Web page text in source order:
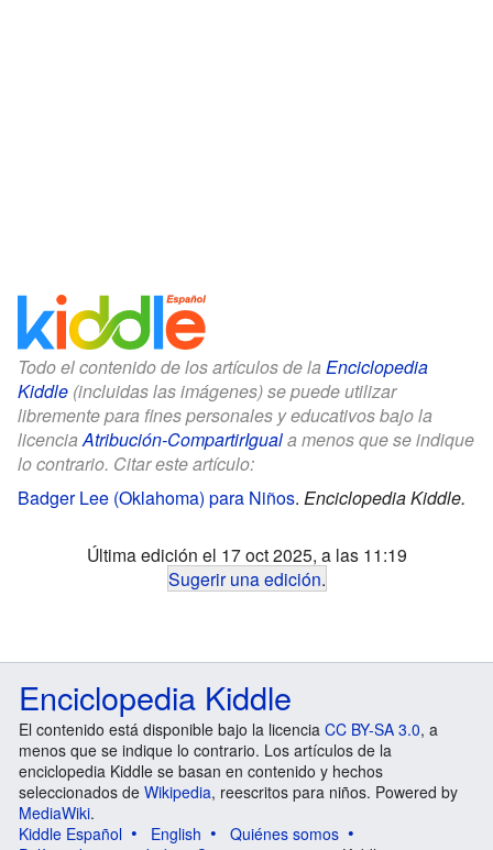
Todo el contenido de los artículos de la Enciclopedia
Kiddle (incluidas las imágenes) se puede utilizar
libremente para fines personales y educativos bajo la
licenciaAtribución-CompartirIguala menos que se indique
lo contrario. Citar este artículo:
Badger Lee (Oklahoma) para Niños. Enciclopedia Kiddle.
Última edición el 17 oct 2025, a las 11:19
Sugerir una edición.
Enciclopedia Kiddle
El contenido está disponible bajo la licencia CC BY-SA 3.0, a
menos que se indique lo contrario. Los artículos de la
enciclopedia Kiddle se basan en contenido y hechos
seleccionados de Wikipedia, reescritos para niños. Powered by
MediaWiki.
Kiddle Español
English
Quiénes somos